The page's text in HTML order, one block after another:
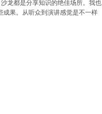
沙龙都是分享知识的绝佳场所。我也
成果。从听众到演讲感觉是不一样